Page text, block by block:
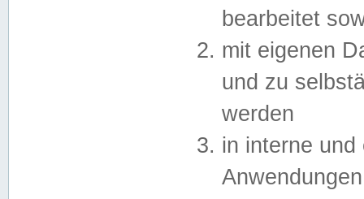
bearbeitet
mit eigenen
und zu
werden
in interne